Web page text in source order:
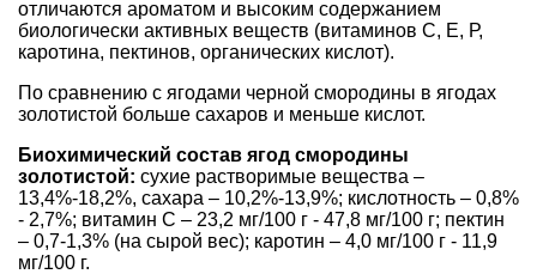
отличаются ароматом и высоким содержанием
биологически активных веществ (витаминов С, Е, Р,
каротина, пектинов, органических кислот).
По сравнению с ягодами черной смородины в ягодах
золотистой больше сахаров и меньше кислот.
Биохимический состав ягод смородины
золотистой: сухие растворимые вещества –
13,4%-18,2%, сахара – 10,2%-13,9%; кислотность – 0,8%
- 2,7%; витамин С – 23,2 мг/100 г - 47,8 мг/100 г; пектин
– 0,7-1,3% (на сырой вес); каротин – 4,0 мг/100 г - 11,9
мг/100 г.